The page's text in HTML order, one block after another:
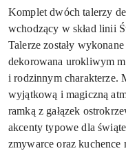
Komplet dwóch talerzy
wchodzący w skład linii
Talerze zostały
dekorowana urokliwym
i rodzinnym charakterze.
wyjątkową i magiczną
ramką z gałązek
akcenty typowe dla
zmywarce oraz